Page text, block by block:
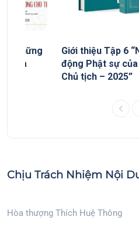
“Những
Hòa
Giới thiệu Tập 6
động Phật sự
Chủ tịch – 2025”
Chịu Trách Nhiệm Nội
Hòa thượng Thích Huệ Thông